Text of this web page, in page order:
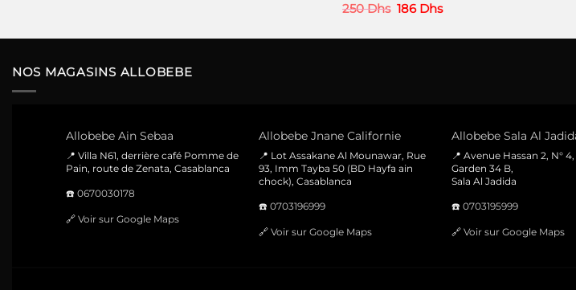
340 Dhs.230 Dhs.
250Dhs Le
initial
186 DhsLe
actuel
NOS MAGASINS ALLOBEBE
Allobebe Ain Sebaa
📍 Villa N61, derrière café Pomme de
Pain, route de Zenata, Casablanca
☎️ 0670030178
🔗 Voir sur Google Maps
Allobebe Jnane Californie
📍 Lot Assakane Al Mounawar, Rue
93, Imm Tayba 50 (BD Hayfa ain
chock), Casablanca
☎️ 0703196999
🔗 Voir sur Google Maps
Allobebe Sala Al
📍 Avenue Hassan 2, N°
Garden 34 B,
Sala Al Jadida
☎️ 0703195999
🔗 Voir sur Google Maps